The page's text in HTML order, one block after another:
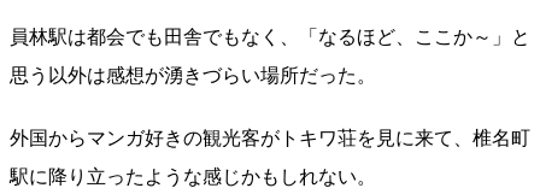
員林駅は都会でも田舎でもなく、「なるほど、ここか～」と
思う以外は感想が湧きづらい場所だった。
外国からマンガ好きの観光客がトキワ荘を見に来て、椎名町
駅に降り立ったような感じかもしれない。